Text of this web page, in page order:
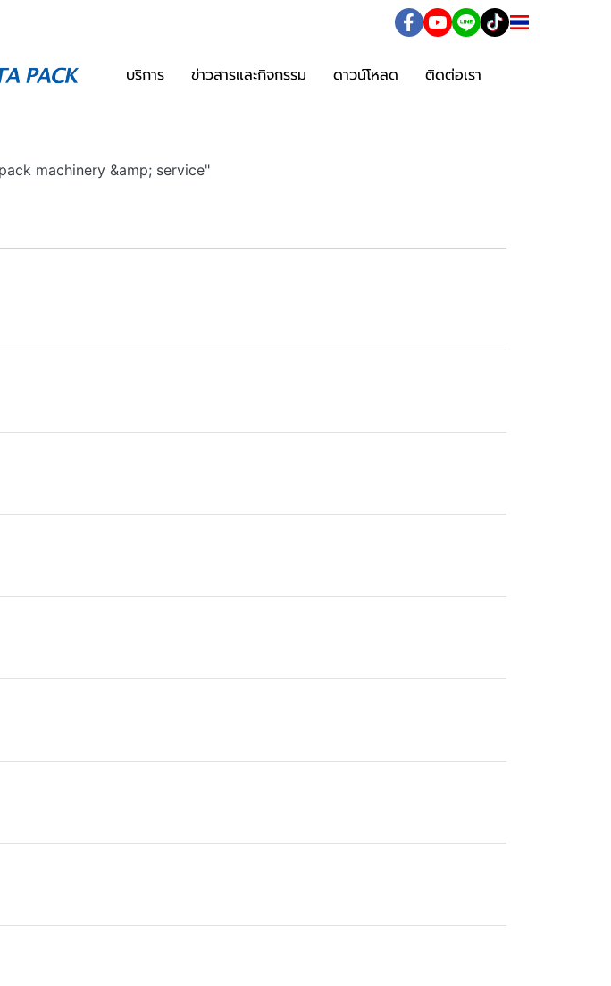
บริการ ข่าวสารและกิจกรรม ดาวน์โหลด ติดต่อเรา
machinery &amp; service"